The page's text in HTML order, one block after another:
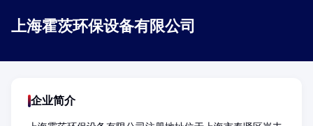
上海霍茨环保设备有限公司
企业简介